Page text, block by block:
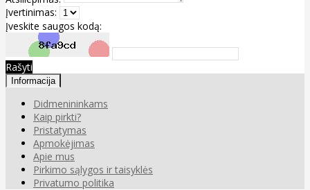
Įvertinimas:
Įveskite saugos kodą:
Rašyti
Informacija
Didmenininkams
Kaip pirkti?
Pristatymas
Apmokėjimas
Apie mus
Pirkimo sąlygos ir taisyklės
Privatumo politika